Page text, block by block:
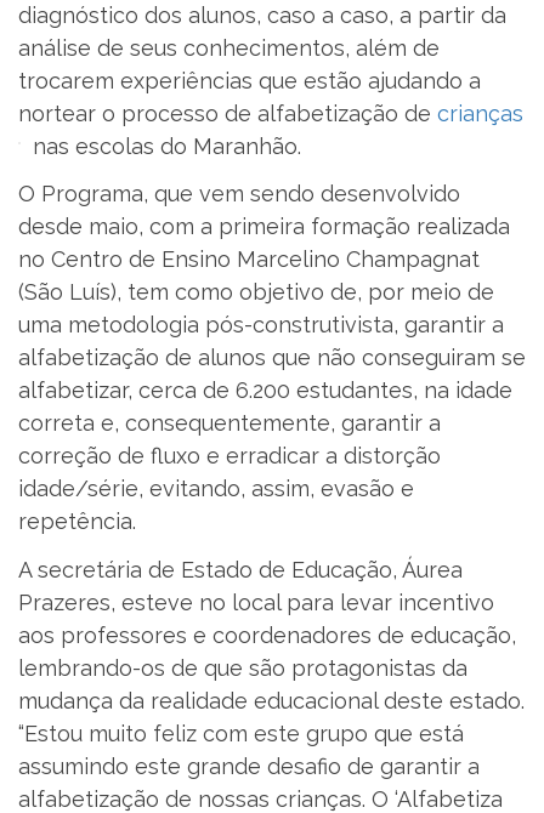
diagnóstico dos alunos, caso a caso, a partir da
análise de seus conhecimentos, além de
trocarem experiências que estão ajudando a
nortear o processo de alfabetização de crianças
nas escolas do Maranhão.
O Programa, que vem sendo desenvolvido
desde maio, com a primeira formação realizada
no Centro de Ensino Marcelino Champagnat
(São Luís), tem como objetivo de, por meio de
uma metodologia pós-construtivista, garantir a
alfabetização de alunos que não conseguiram se
alfabetizar, cerca de 6.200 estudantes, na idade
correta e, consequentemente, garantir a
correção de fluxo e erradicar a distorção
idade/série, evitando, assim, evasão e
repetência.
A secretária de Estado de Educação, Áurea
Prazeres, esteve no local para levar incentivo
aos professores e coordenadores de educação,
lembrando-os de que são protagonistas da
mudança da realidade educacional deste estado.
“Estou muito feliz com este grupo que está
assumindo este grande desafio de garantir a
alfabetização de nossas crianças. O ‘Alfabetiza